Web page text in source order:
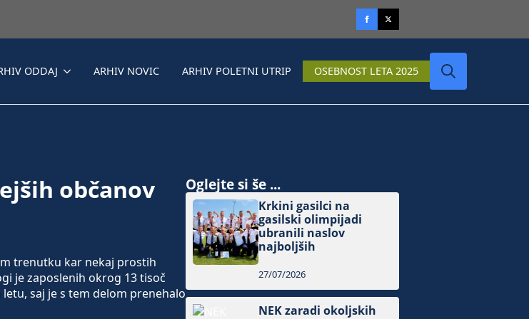
ODDAJ ARHIV NOVIC ARHIV POLETNI UTRIP OSEBNOST LETA 2025
občanov
trenutku kar nekaj prostih
je zaposlenih okrog 13 tisoč
saj je s tem delom prenehalo
Oglejte si še ...
Krkini gasilci na
gasilski olimpijadi
ubranili naslov
najboljših
27/07/2026
NEK zaradi okoljskih